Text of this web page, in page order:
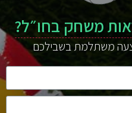
משחק בחו״ל?
משתלמת בשבילכם